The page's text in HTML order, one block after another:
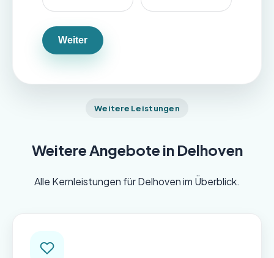
Weiter
Weitere Leistungen
Weitere Angebote in Delhoven
Alle Kernleistungen für Delhoven im Überblick.